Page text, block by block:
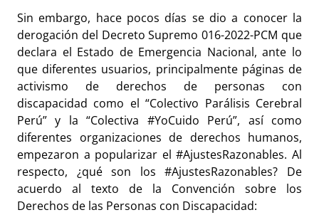
Sin embargo, hace pocos días se dio a conocer la
derogación del Decreto Supremo 016-2022-PCM que
declara el Estado de Emergencia Nacional, ante lo
que diferentes usuarios, principalmente páginas de
activismo de derechos de personas con
discapacidad como el “Colectivo Parálisis Cerebral
Perú” y la “Colectiva #YoCuido Perú”, así como
diferentes organizaciones de derechos humanos,
empezaron a popularizar el #AjustesRazonables. Al
respecto, ¿qué son los #AjustesRazonables? De
acuerdo al texto de la Convención sobre los
Derechos de las Personas con Discapacidad: